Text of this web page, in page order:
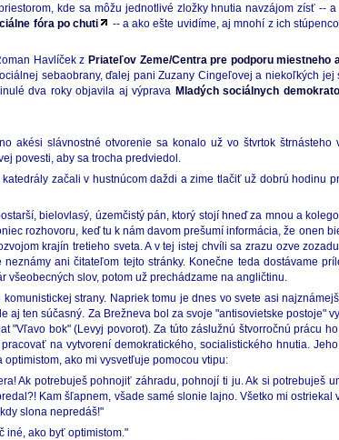
kde sa môžu jednotlivé zložky hnutia navzájom zísť --
fóra po chuti
-- a ako ešte uvidíme, aj mnohí z ich
Havlíček z Priateľov Zeme/Centra pre podporu miestneho
sebaobrany, ďalej pani Zuzany Cingeľovej a niekoľkých
dva roky objavila aj výprava Mladých sociálnych
akési slávnostné otvorenie sa konalo už vo štvrtok štrnásteho
povesti, aby sa trocha predviedol.
začali v hustnúcom daždi a zime tlačiť už dobrú hodinu
bielovlasý, územčistý pán, ktorý stojí hneď za mnou a
rozhovoru, keď tu k nám davom prešumí informácia, že onen
krajín tretieho sveta. A v tej istej chvíli sa zrazu ozve
ani čitateľom tejto stránky. Konečne teda dostávame
všeobecných slov, potom už prechádzame na angličtinu.
strany. Napriek tomu je dnes vo svete asi
ten súčasný. Za Brežneva bol za svoje "antisovietske postoje"
bok" (Levyj povorot). Za túto záslužnú štvorročnú prácu
na vytvorení demokratického, socialistického hnutia.
ako mi vysvetľuje pomocou vtipu:
Ak potrebuješ pohnojiť záhradu, pohnojí ti ju. Ak si potrebuješ
Kam šľapnem, všade samé slonie lajno. Všetko mi ostriekal
slona nepredáš!"
iné, ako byť optimistom."